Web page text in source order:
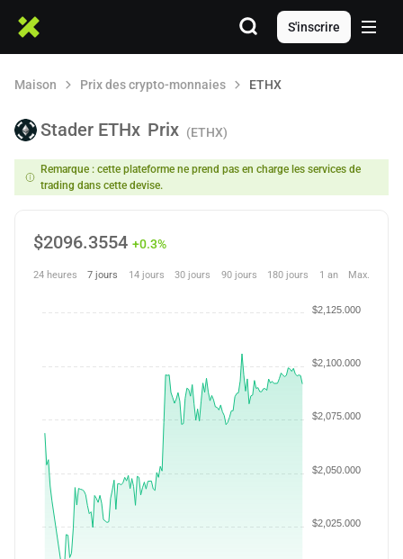
S'inscrire
Maison Prix des crypto-monnaies ETHX
Stader ETHx Prix (ETHX)
Remarque : cette plateforme ne prend pas en charge les services de
trading dans cette devise.
$2096.3554 +0.3%
24 heures 7 jours 14 jours 30 jours 90 jours 180 jours 1 an Max.
$2,025.000
$2,050.000
$2,075.000
$2,100.000
$2,125.000